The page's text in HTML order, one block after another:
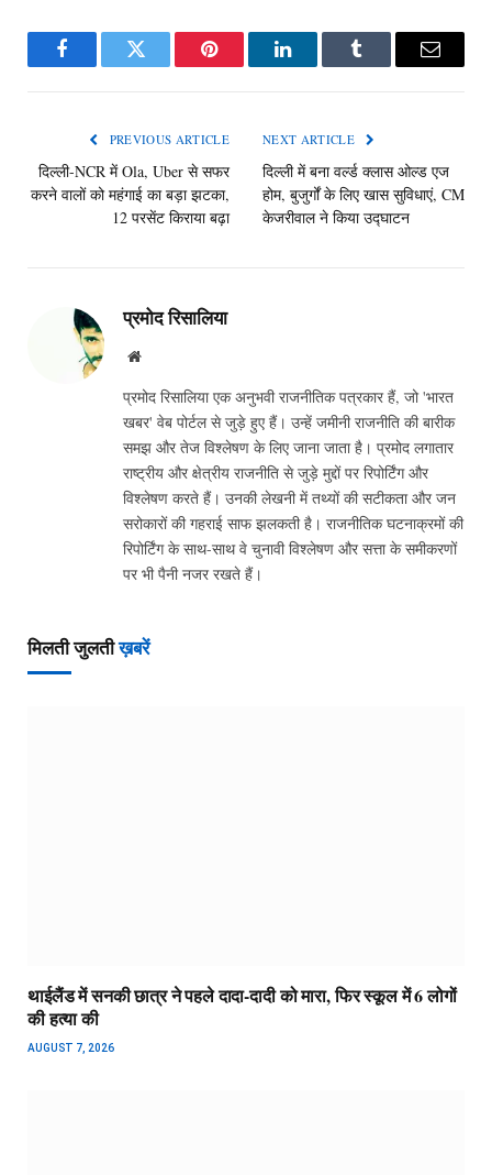
FacebookTwitter Pinterest LinkedInTumblr Email
PREVIOUS ARTICLE
दिल्ली-NCR में Ola, Uber से सफर
करने वालों को महंगाई का बड़ा झटका,
12 परसेंट किराया बढ़ा
NEXT ARTICLE
दिल्ली में बना वर्ल्ड क्लास ओल्ड एज
होम, बुजुर्गों के लिए खास सुविधाएं, CM
केजरीवाल ने किया उद्घाटन
प्रमोद रिसालिया
Website
प्रमोद रिसालिया एक अनुभवी राजनीतिक पत्रकार हैं, जो 'भारत
खबर' वेब पोर्टल से जुड़े हुए हैं। उन्हें जमीनी राजनीति की बारीक
समझ और तेज विश्लेषण के लिए जाना जाता है। प्रमोद लगातार
राष्ट्रीय और क्षेत्रीय राजनीति से जुड़े मुद्दों पर रिपोर्टिंग और
विश्लेषण करते हैं। उनकी लेखनी में तथ्यों की सटीकता और जन
सरोकारों की गहराई साफ झलकती है। राजनीतिक घटनाक्रमों की
रिपोर्टिंग के साथ-साथ वे चुनावी विश्लेषण और सत्ता के समीकरणों
पर भी पैनी नजर रखते हैं।
मिलती जुलतीख़बरें
थाईलैंड में सनकी छात्र ने पहले दादा-दादी को मारा, फिर स्कूल में 6 लोगों
की हत्या की
AUGUST 7, 2026